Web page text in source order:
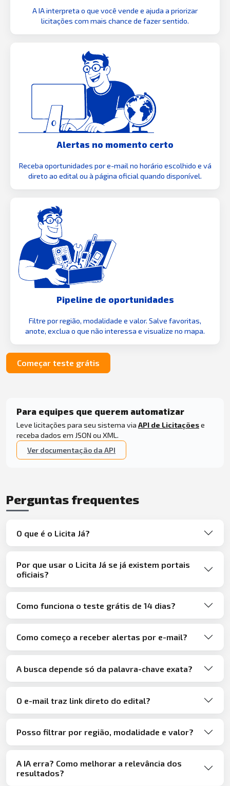
A IA interpreta o que você vende e ajuda a priorizar
licitações com mais chance de fazer sentido.
Alertas no momento certo
Receba oportunidades por e-mail no horário escolhido e vá
direto ao edital ou à página oficial quando disponível.
Pipeline de oportunidades
Filtre por região, modalidade e valor. Salve favoritas,
anote, exclua o que não interessa e visualize no mapa.
Começar teste grátis
Para equipes que querem automatizar
Leve licitações para seu sistema via API de Licitaçõese
receba dados em JSON ou XML.
Ver documentação da API
Perguntas frequentes
O que é o Licita Já?
Por que usar o Licita Já se já existem portais
oficiais?
Como funciona o teste grátis de 14 dias?
Como começo a receber alertas por e-mail?
A busca depende só da palavra-chave exata?
O e-mail traz link direto do edital?
Posso filtrar por região, modalidade e valor?
A IA erra? Como melhorar a relevância dos
resultados?